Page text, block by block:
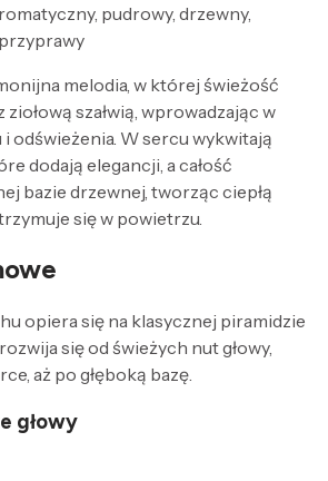
pudrowy, drzewny,
melodia, w której świeżość
szałwią, wprowadzając w
odświeżenia. W sercu wykwitają
dodają elegancji, a całość
bazie drzewnej, tworząc ciepłą
się w powietrzu.
opiera się na klasycznej piramidzie
się od świeżych nut głowy,
aż po głęboką bazę.
głowy